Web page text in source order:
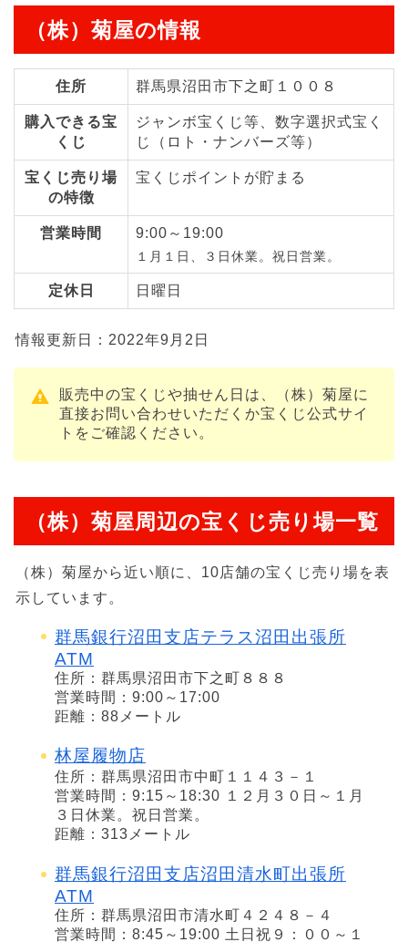
（株）菊屋の情報
住所 群馬県沼田市下之町１００８
購入できる宝
くじ
ジャンボ宝くじ等、数字選択式宝く
じ（ロト・ナンバーズ等）
宝くじ売り場
の特徴
宝くじポイントが貯まる
営業時間 9:00～19:00
１月１日、３日休業。祝日営業。
定休日 日曜日
情報更新日：2022年9月2日
販売中の宝くじや抽せん日は、（株）菊屋に
直接お問い合わせいただくか宝くじ公式サイ
トをご確認ください。
（株）菊屋周辺の宝くじ売り場一覧
（株）菊屋から近い順に、10店舗の宝くじ売り場を表
示しています。
群馬銀行沼田支店テラス沼田出張所
ATM
住所：群馬県沼田市下之町８８８
営業時間：9:00～17:00
距離：88メートル
林屋履物店
住所：群馬県沼田市中町１１４３－１
営業時間：9:15～18:30 １２月３０日～１月
３日休業。祝日営業。
距離：313メートル
群馬銀行沼田支店沼田清水町出張所
ATM
住所：群馬県沼田市清水町４２４８－４
営業時間：8:45～19:00 土日祝９：００～１